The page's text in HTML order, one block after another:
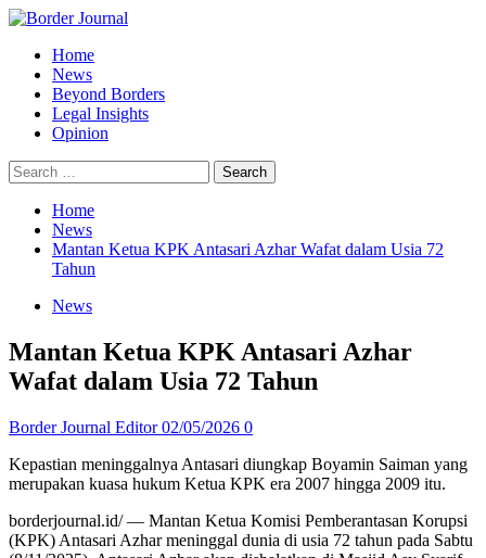
Skip
content
Menu
Home
News
Beyond Borders
Legal Insights
Opinion
Search
for:
Home
News
Mantan Ketua KPK Antasari Azhar Wafat dalam Usia 72
Tahun
News
Mantan Ketua KPK Antasari Azhar
Wafat dalam Usia 72 Tahun
Border Journal Editor02/05/2026 0
Kepastian meninggalnya Antasari diungkap Boyamin Saiman yang
merupakan kuasa hukum Ketua KPK era 2007 hingga 2009 itu.
borderjournal.id/ — Mantan Ketua Komisi Pemberantasan Korupsi
(KPK) Antasari Azhar meninggal dunia di usia 72 tahun pada Sabtu